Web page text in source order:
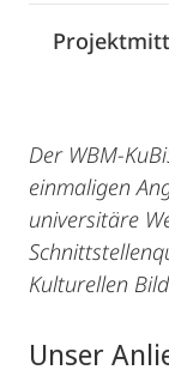
Der WBM-
einmaligen
universitäre
Kulturellen
Unser